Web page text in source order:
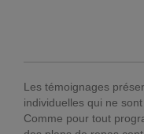
Les témoignages
individuelles qui ne
Comme pour tout